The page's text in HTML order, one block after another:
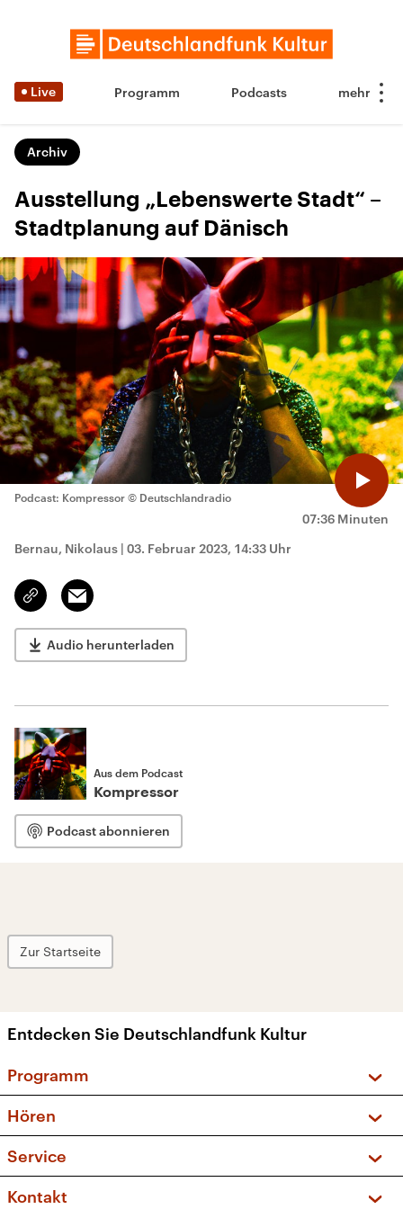
Live Programm Podcasts
Archiv
Ausstellung „Lebenswerte Stadt“ –
Stadtplanung auf Dänisch
07:36 Minuten
Podcast: Kompressor © Deutschlandradio
Bernau, Nikolaus | 03. Februar 2023, 14:33 Uhr
Link
kopieren/teilen
Email
Audio herunterladen
Aus dem Podcast
Kompressor
Podcast abonnieren
Zur Startseite
Entdecken Sie Deutschlandfunk Kultur
Programm
Sendungen und Podcasts
Musikliste
Kakadu – Das Kinderprogramm
Hören
Frequenzen (UKW + DAB+)
Service
FAQ
Kontakt